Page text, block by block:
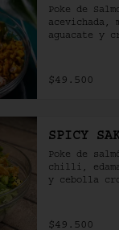
Poke de
acevichada,
aguacate y
$49.500
SPICY
Poke de
chilli,
y cebolla
$49.500